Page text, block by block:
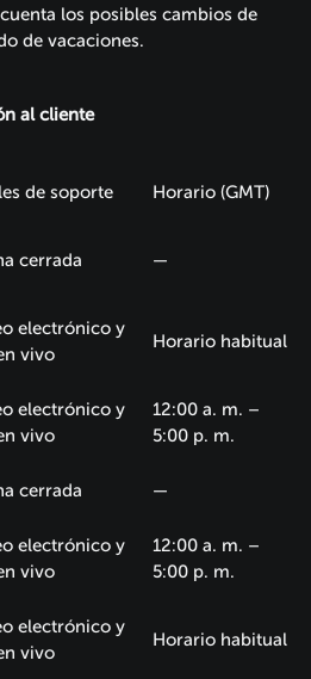
los posibles cambios de
de vacaciones.
al cliente
de soporte Horario (GMT)
cerrada —
electrónico y
vivo
Horario habitual
electrónico y
vivo
12:00 a. m. –
5:00 p. m.
cerrada —
electrónico y
vivo
12:00 a. m. –
5:00 p. m.
electrónico y
vivo
Horario habitual